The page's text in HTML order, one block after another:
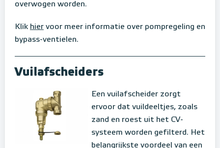
overwogen worden.
Klik hier voor meer informatie over pompregeling en
bypass-ventielen.
Vuilafscheiders
Een vuilafscheider zorgt
ervoor dat vuildeeltjes, zoals
zand en roest uit het CV-
systeem worden gefilterd. Het
belangrijkste voordeel van een